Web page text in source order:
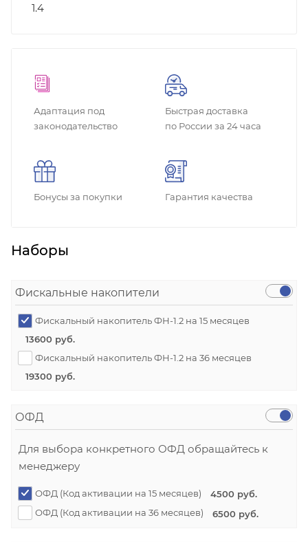
1.4
Адаптация под
законодательство
Быстрая доставка
по России за 24 часа
Бонусы за покупки Гарантия качества
Наборы
Фискальные накопители
Фискальный накопитель ФН-1.2 на 15 месяцев
13600 руб.
Фискальный накопитель ФН-1.2 на 36 месяцев
19300 руб.
ОФД
Для выбора конкретного ОФД обращайтесь к
менеджеру
ОФД (Код активации на 15 месяцев)
4500 руб.
ОФД (Код активации на 36 месяцев)
6500 руб.